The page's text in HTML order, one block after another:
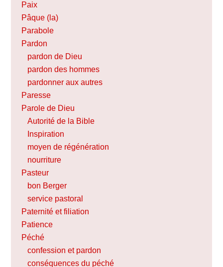
Paix
Pâque (la)
Parabole
Pardon
pardon de Dieu
pardon des hommes
pardonner aux autres
Paresse
Parole de Dieu
Autorité de la Bible
Inspiration
moyen de régénération
nourriture
Pasteur
bon Berger
service pastoral
Paternité et filiation
Patience
Péché
confession et pardon
conséquences du péché